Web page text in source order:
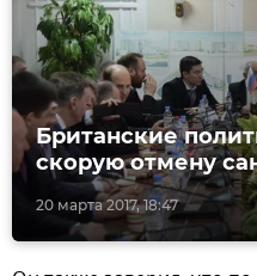
20 марта 2017, 18:47
Британские
скорую отмену